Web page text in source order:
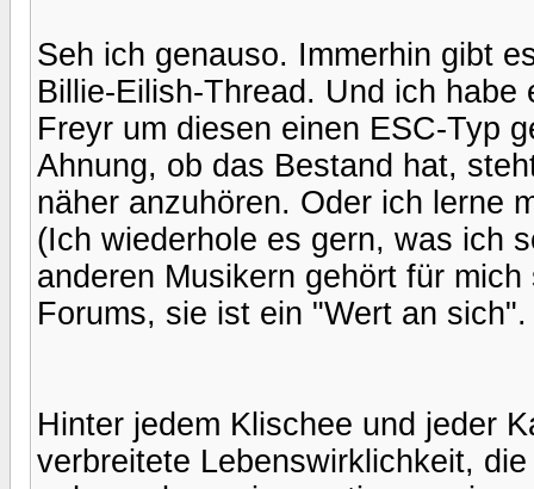
Seh ich genauso. Immerhin gibt
Billie-Eilish-Thread. Und ich
Freyr um diesen einen ESC-Typ
Ahnung, ob das Bestand hat,
näher anzuhören. Oder ich lerne
(Ich wiederhole es gern, was ich
anderen Musikern gehört für
Forums, sie ist ein "Wert an
Hinter jedem Klischee und jeder
verbreitete Lebenswirklichkeit,